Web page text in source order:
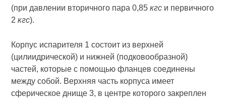
(при давлении вторичного пара 0,85кгс и первичного
2кгс).
Корпус испарителя 1 состоит из верхней
(цилиидрической) и нижней (подковообразной)
частей, которые с помощью фланцев соединены
между собой. Верхняя часть корпуса имеет
сферическое днище 3, в центре которого закреплен